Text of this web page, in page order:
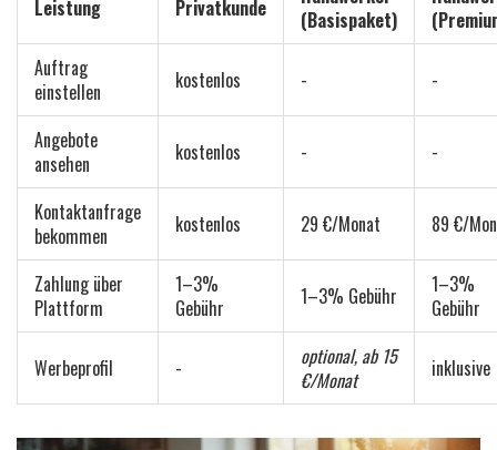
Leistung Privatkunde
(Basispaket)
Auftrag
einstellen
kostenlos - -
Angebote
ansehen
kostenlos - -
Kontaktanfrage
bekommen
kostenlos 29 €/Monat 89 €/
Zahlung über
Plattform
1–3%
Gebühr
1–3% Gebühr
1–3%
Gebühr
Werbeprofil -
optional, ab 15
€/Monat
inklusive